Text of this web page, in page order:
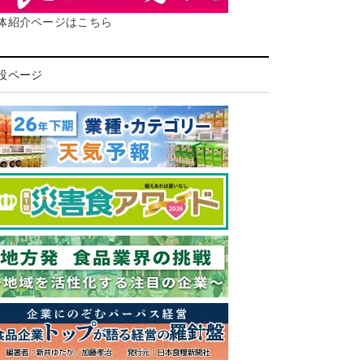
紹介ページはこちら
ページ